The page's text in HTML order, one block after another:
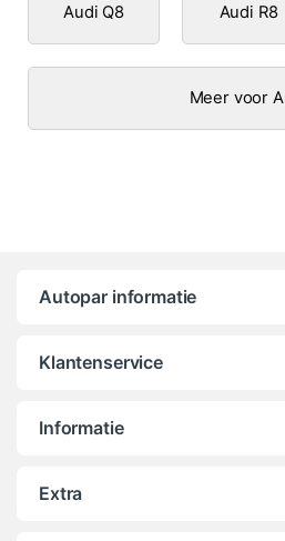
Audi Q8 Audi R8
Meer voor
Autopar informatie
Klantenservice
Informatie
Extra